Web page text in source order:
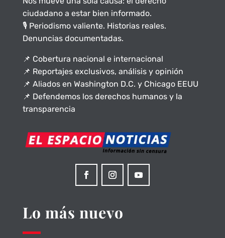
ciudadano a estar bien informado.
🎙️ Periodismo valiente. Historias reales.
Denuncias documentadas.
📌 Cobertura nacional e internacional
📌 Reportajes exclusivos, análisis y opinión
📌 Aliados en Washington D.C. y Chicago EEUU
📌 Defendemos los derechos humanos y la
transparencia
Lo más nuevo